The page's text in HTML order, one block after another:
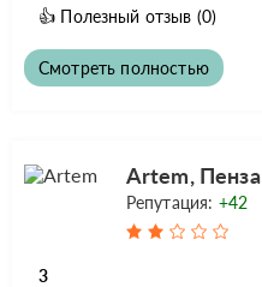
👍 Полезный отзыв (0)
Смотреть полностью
Artem, Пенза
Репутация: +42
3